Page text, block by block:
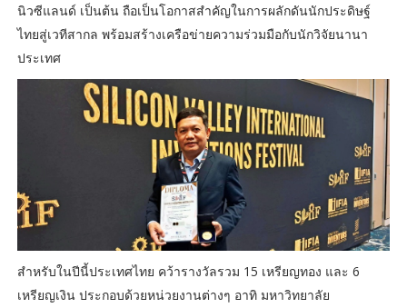
นิวซีแลนด์ เป็นต้น ถือเป็นโอกาสสำคัญในการผลักดันนักประดิษฐ์
ไทยสู่เวทีสากล พร้อมสร้างเครือข่ายความร่วมมือกับนักวิจัยนานา
ประเทศ
สำหรับในปีนี้ประเทศไทย คว้ารางวัลรวม 15 เหรียญทอง และ 6
เหรียญเงิน ประกอบด้วยหน่วยงานต่างๆ อาทิ มหาวิทยาลัย